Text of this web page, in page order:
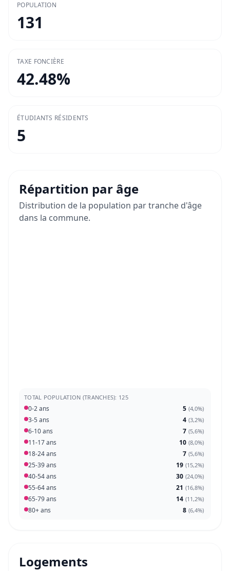
POPULATION
131
TAXE FONCIÈRE
42.48%
ÉTUDIANTS RÉSIDENTS
5
Répartition par âge
Distribution de la population par tranche d'âge
dans la commune.
TOTAL POPULATION (TRANCHES): 125
0-2 ans 5 (4,0%)
3-5 ans 4 (3,2%)
6-10 ans 7 (5,6%)
11-17 ans 10 (8,0%)
18-24 ans 7 (5,6%)
25-39 ans 19 (15,2%)
40-54 ans 30 (24,0%)
55-64 ans 21 (16,8%)
65-79 ans 14 (11,2%)
80+ ans 8 (6,4%)
Logements